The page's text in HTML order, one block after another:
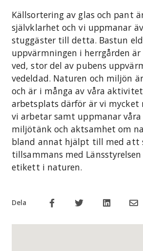
Källsortering av glas och pant
självklarhet och vi uppmanar
stuggäster till detta. Bastun
uppvärmningen i herrgården är
ved, stor del av pubens
vedeldad. Naturen och miljön
och är i många av våra
arbetsplats därför är vi mycket
vi arbetar samt uppmanar
miljötänk och aktsamhet om
bland annat hjälpt till med att
tillsammans med
etikett i naturen.
Dela